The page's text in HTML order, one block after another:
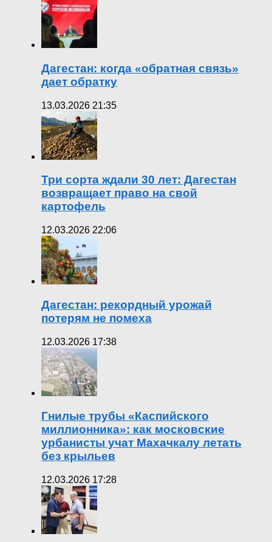
Дагестан: когда «обратная связь»
дает обратку
13.03.2026 21:35
Три сорта ждали 30 лет: Дагестан
возвращает право на свой
картофель
12.03.2026 22:06
Дагестан: рекордный урожай
потерям не помеха
12.03.2026 17:38
Гнилые трубы «Каспийского
миллионника»: как московские
урбанисты учат Махачкалу летать
без крыльев
12.03.2026 17:28